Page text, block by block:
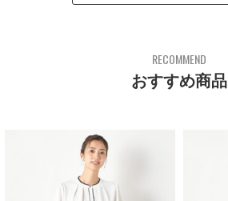
RECOMMEND
おすすめ商品